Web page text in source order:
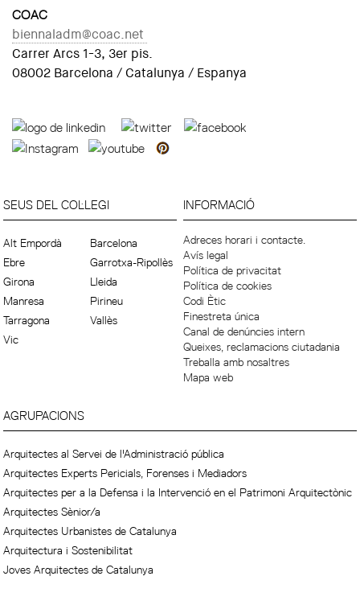
COAC
biennaladm@coac.net
Carrer Arcs 1-3, 3er pis.
08002 Barcelona / Catalunya / Espanya
SEUS DEL COL·LEGI
Alt Empordà
Barcelona
Ebre
Garrotxa-Ripollès
Girona
Lleida
Manresa
Pirineu
Tarragona
Vallès
Vic
INFORMACIÓ
Adreces horari i contacte.
Avís legal
Política de privacitat
Política de cookies
Codi Ètic
Finestreta única
Canal de denúncies intern
Queixes, reclamacions ciutadania
Treballa amb nosaltres
Mapa web
AGRUPACIONS
Arquitectes al Servei de l'Administració pública
Arquitectes Experts Pericials, Forenses i Mediadors
Arquitectes per a la Defensa i la Intervenció en el Patrimoni Arquitectònic
Arquitectes Sènior/a
Arquitectes Urbanistes de Catalunya
Arquitectura i Sostenibilitat
Joves Arquitectes de Catalunya